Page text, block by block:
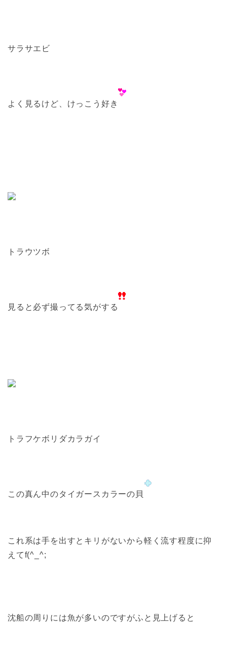
サラサエビ
よく見るけど、けっこう好き
トラウツボ
見ると必ず撮ってる気がする
トラフケボリダカラガイ
この真ん中のタイガースカラーの貝
これ系は手を出すとキリがないから軽く流す程度に抑
えてf(^_^;
沈船の周りには魚が多いのですがふと見上げると